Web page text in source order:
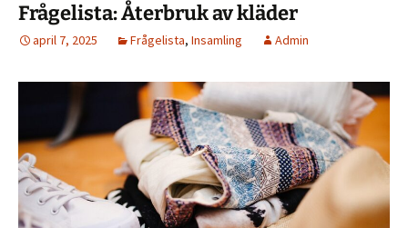
Frågelista: Återbruk av kläder
april 7, 2025 Frågelista, Insamling Admin